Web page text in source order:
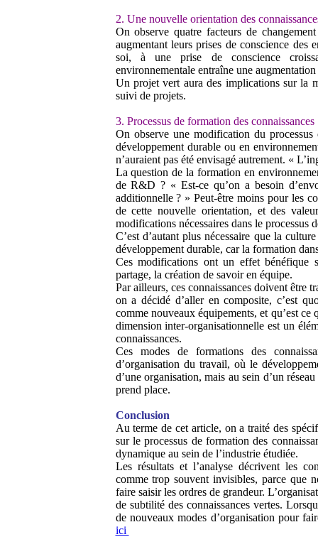
2. Une nouvelle orientation des
On observe quatre facteurs de
augmentant leurs prises de conscience
soi, à une prise de conscience
environnementale entraîne une
Un projet vert aura des implications sur la
suivi de projets.
3. Processus de formation des connaissances
On observe une modification du processus
développement durable ou en
n’auraient pas été envisagé autrement. «
La question de la formation en
de R&D ? « Est-ce qu’on a besoin
additionnelle ? » Peut-être moins pour les
de cette nouvelle orientation, et des
modifications nécessaires dans le processus
C’est d’autant plus nécessaire que la
développement durable, car la formation
Ces modifications ont un effet
partage, la création de savoir en équipe.
Par ailleurs, ces connaissances doivent être
on a décidé d’aller en composite, c’est
comme nouveaux équipements, et qu’est
dimension inter-organisationnelle est un
connaissances.
Ces modes de formations des
d’organisation du travail, où le
d’une organisation, mais au sein d’un
prend place.
Conclusion
Au terme de cet article, on a traité des
sur le processus de formation des
dynamique au sein de l’industrie étudiée.
Les résultats et l’analyse décrivent les
comme trop souvent invisibles, parce que
faire saisir les ordres de grandeur.
de subtilité des connaissances vertes.
de nouveaux modes d’organisation pour
ici